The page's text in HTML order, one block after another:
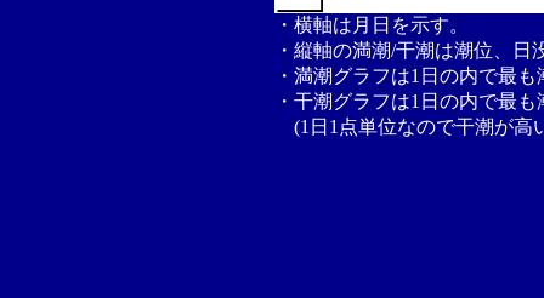
・横軸は月日を示す。
・縦軸の満潮/干潮は潮位、
・満潮グラフは1日の内で最
・干潮グラフは1日の内で最
(1日1点単位なので干潮が高